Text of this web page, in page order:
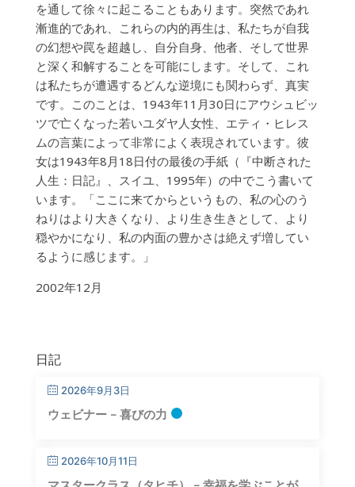
を通して徐々に起こることもあります。突然であれ
漸進的であれ、これらの内的再生は、私たちが自我
の幻想や罠を超越し、自分自身、他者、そして世界
と深く和解することを可能にします。そして、これ
は私たちが遭遇するどんな逆境にも関わらず、真実
です。このことは、1943年11月30日にアウシュビッ
ツで亡くなった若いユダヤ人女性、エティ・ヒレス
ムの言葉によって非常によく表現されています。彼
女は1943年8月18日付の最後の手紙（『中断された
人生：日記』、スイユ、1995年）の中でこう書いて
います。「ここに来てからというもの、私の心のう
ねりはより大きくなり、より生き生きとして、より
穏やかになり、私の内面の豊かさは絶えず増してい
るように感じます。」
2002年12月
日記
2026年9月3日
ウェビナー – 喜びの力
2026年10月11日